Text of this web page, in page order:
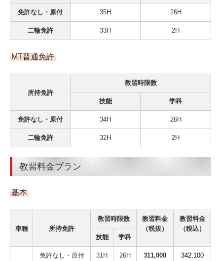
免許なし・原付 35H 26H
二輪免許 33H 2H
MT普通免許
所持免許
教習時限数
技能 学科
免許なし・原付 34H 26H
二輪免許 32H 2H
教習料金プラン
基本
車種 所持免許
教習時限数
教習料金
（税抜）
教習料金
（税込）
技能
学科
免許なし・原付 31H 26H 311,000 342,100